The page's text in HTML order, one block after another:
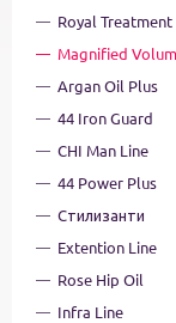
Royal Treatment
Magnified
Argan Oil Plus
44 Iron Guard
CHI Man Line
44 Power Plus
Стилизанти
Extention Line
Rose Hip Oil
Infra Line